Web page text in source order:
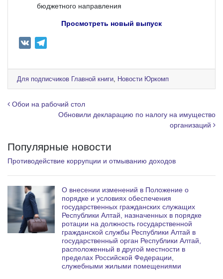
бюджетного направления
Просмотреть новый выпуск
e
g
r
Для подписчиков Главной книги, Новости Юркомп
Навигация по записям
Обои на рабочий стол
Обновили декларацию по налогу на имущество
организаций
Популярные новости
Противодействие коррупции и отмыванию доходов
О внесении изменений в Положение о
порядке и условиях обеспечения
государственных гражданских служащих
Республики Алтай, назначенных в порядке
ротации на должность государственной
гражданской службы Республики Алтай в
государственный орган Республики Алтай,
расположенный в другой местности в
пределах Российской Федерации,
служебными жилыми помещениями